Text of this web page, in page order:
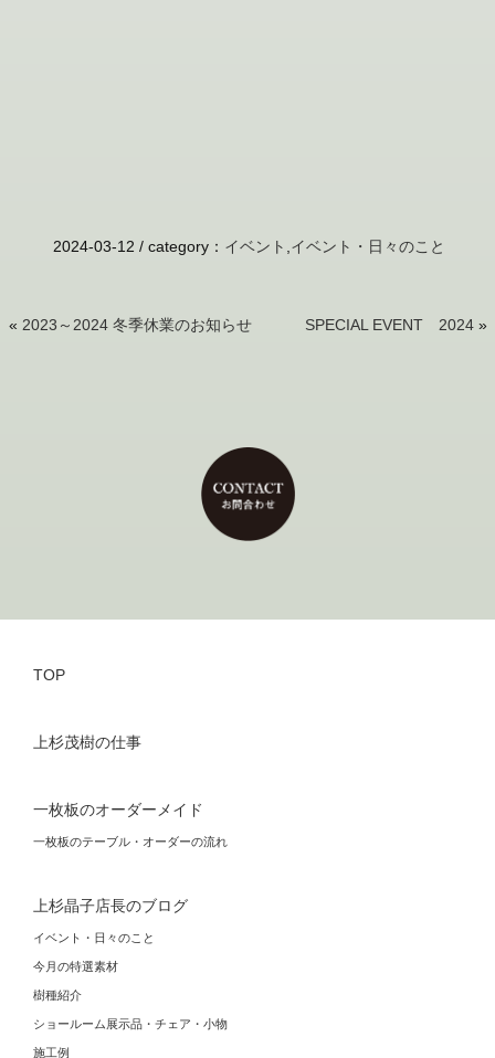
2024-03-12 /category ： イベント イベント・日々のこと
« 2023～2024 冬季休業のお知らせ SPECIAL EVENT 2024»
TOP
上杉茂樹の仕事
一枚板のオーダーメイド
一枚板のテーブル・オーダーの流れ
上杉晶子店長のブログ
イベント・日々のこと
今月の特選素材
樹種紹介
ショールーム展示品・チェア・小物
施工例